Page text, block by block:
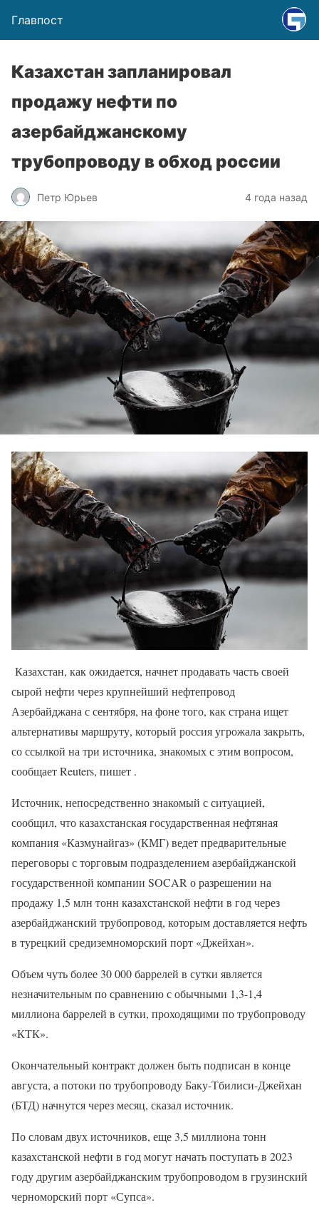
Главпост
Казахстан запланировал
продажу нефти по
азербайджанскому
трубопроводу в обход россии
Петр Юрьев 4 года назад
Казахстан, как ожидается, начнет продавать часть своей
сырой нефти через крупнейший нефтепровод
Азербайджана с сентября, на фоне того, как страна ищет
альтернативы маршруту, который россия угрожала закрыть,
со ссылкой на три источника, знакомых с этим вопросом,
сообщает Reuters, пишет .
Источник, непосредственно знакомый с ситуацией,
сообщил, что казахстанская государственная нефтяная
компания «Казмунайгаз» (КМГ) ведет предварительные
переговоры с торговым подразделением азербайджанской
государственной компании SOCAR о разрешении на
продажу 1,5 млн тонн казахстанской нефти в год через
азербайджанский трубопровод, которым доставляется нефть
в турецкий средиземноморский порт «Джейхан».
Объем чуть более 30 000 баррелей в сутки является
незначительным по сравнению с обычными 1,3-1,4
миллиона баррелей в сутки, проходящими по трубопроводу
«КТК».
Окончательный контракт должен быть подписан в конце
августа, а потоки по трубопроводу Баку-Тбилиси-Джейхан
(БТД) начнутся через месяц, сказал источник.
По словам двух источников, еще 3,5 миллиона тонн
казахстанской нефти в год могут начать поступать в 2023
году другим азербайджанским трубопроводом в грузинский
черноморский порт «Супса».